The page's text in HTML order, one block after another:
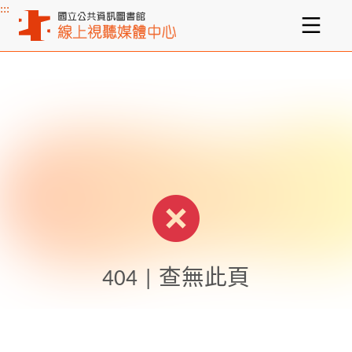
主要內容區塊
:::
404 | 查無此頁